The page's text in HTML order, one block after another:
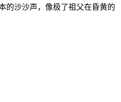
的沙沙声，像极了祖父在昏黄的